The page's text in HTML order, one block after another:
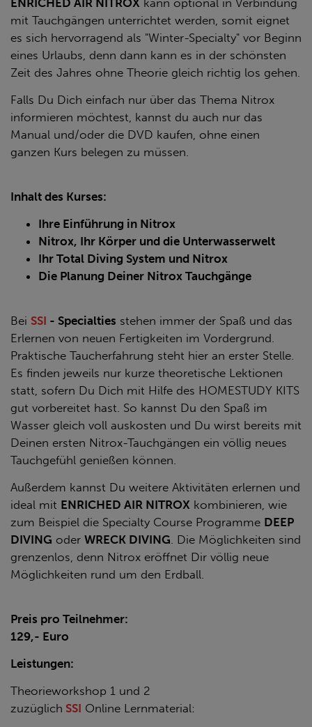
ENRICHED AIR NITROX kann optional in Verbindung
mit Tauchgängen unterrichtet werden, somit eignet
es sich hervorragend als "Winter-Specialty" vor Beginn
eines Urlaubs, denn dann kann es in der schönsten
Zeit des Jahres ohne Theorie gleich richtig los gehen.
Falls Du Dich einfach nur über das Thema Nitrox
informieren möchtest, kannst du auch nur das
Manual und/oder die DVD kaufen, ohne einen
ganzen Kurs belegen zu müssen.
Inhalt des Kurses:
Ihre Einführung in Nitrox
Nitrox, Ihr Körper und die Unterwasserwelt
Ihr Total Diving System und Nitrox
Die Planung Deiner Nitrox Tauchgänge
Bei SSI - Specialties stehen immer der Spaß und das
Erlernen von neuen Fertigkeiten im Vordergrund.
Praktische Taucherfahrung steht hier an erster Stelle.
Es finden jeweils nur kurze theoretische Lektionen
statt, sofern Du Dich mit Hilfe des HOMESTUDY KITS
gut vorbereitet hast. So kannst Du den Spaß im
Wasser gleich voll auskosten und Du wirst bereits mit
Deinen ersten Nitrox-Tauchgängen ein völlig neues
Tauchgefühl genießen können.
Außerdem kannst Du weitere Aktivitäten erlernen und
ideal mit ENRICHED AIR NITROX kombinieren, wie
zum Beispiel die Specialty Course Programme DEEP
DIVING oder WRECK DIVING. Die Möglichkeiten sind
grenzenlos, denn Nitrox eröffnet Dir völlig neue
Möglichkeiten rund um den Erdball.
Preis pro Teilnehmer:
129,- Euro
Leistungen:
Theorieworkshop 1 und 2
zuzüglich SSI Online Lernmaterial: